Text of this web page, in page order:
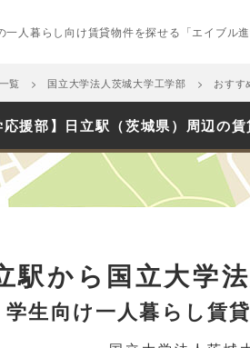
一人暮らし向け賃貸物件を探せる「エイブル進
覧 国立大学法人茨城大学工学部 おすす
応援部】日立駅（茨城県）周辺の
駅から国立大学
学生向け一人暮らし賃